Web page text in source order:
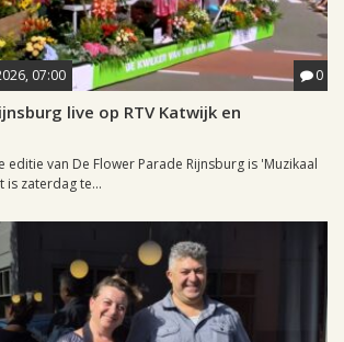
07:00 0
live op RTV Katwijk en
editie van De Flower Parade Rijnsburg is 'Muzikaal
is zaterdag te...